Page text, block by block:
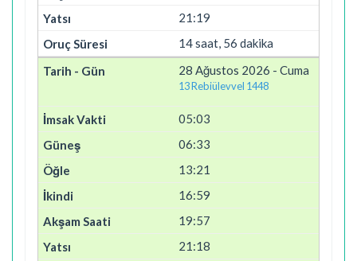
21:19
14 saat, 56 dakika
28 Ağustos 2026 - Cuma
13 Rebiülevvel 1448
05:03
06:33
13:21
16:59
19:57
21:18